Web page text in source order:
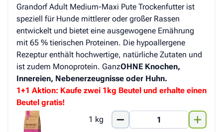
Grandorf Adult Medium-Maxi Pute Trockenfutter ist
speziell für Hunde mittlerer oder großer Rassen
entwickelt und bietet eine ausgewogene Ernährung
mit 65 % tierischen Proteinen. Die hypoallergene
Rezeptur enthält hochwertige, natürliche Zutaten und
ist zudem Monoprotein. GanzOHNE Knochen,
Innereien, Nebenerzeugnisse oder Huhn.
1+1 Aktion: Kaufe zwei 1kg Beutel und erhalte einen
Beutel gratis!
1 kg